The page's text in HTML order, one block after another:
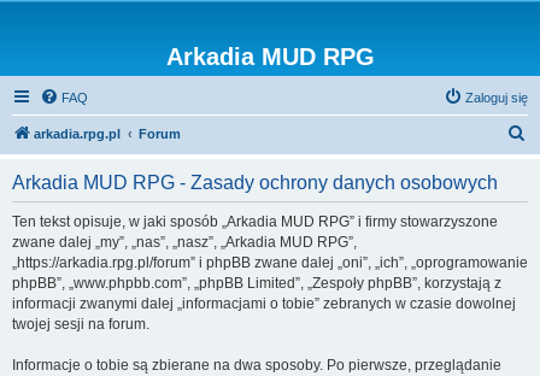
Arkadia MUD RPG
FAQ Zaloguj się
arkadia.rpg.pl Forum
Arkadia MUD RPG - Zasady ochrony danych osobowych
Ten tekst opisuje, w jaki sposób „Arkadia MUD RPG” i firmy stowarzyszone
zwane dalej „my”, „nas”, „nasz”, „Arkadia MUD RPG”,
„https://arkadia.rpg.pl/forum” i phpBB zwane dalej „oni”, „ich”, „oprogramowanie
phpBB”, „www.phpbb.com”, „phpBB Limited”, „Zespoły phpBB”, korzystają z
informacji zwanymi dalej „informacjami o tobie” zebranych w czasie dowolnej
twojej sesji na forum.
Informacje o tobie są zbierane na dwa sposoby. Po pierwsze, przeglądanie